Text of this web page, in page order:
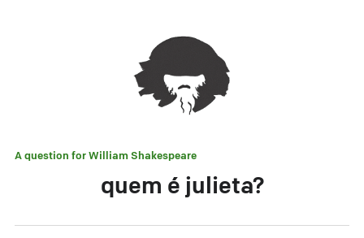
A question forWilliam Shakespeare
quem é julieta?